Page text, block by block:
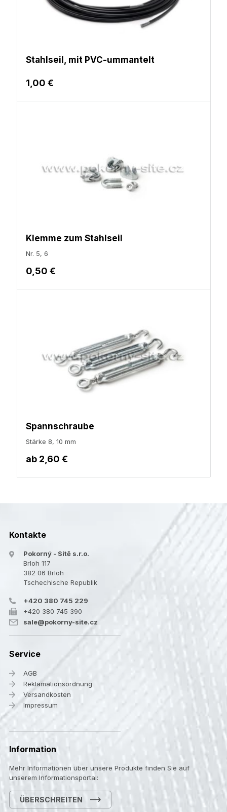
Stahlseil, mit PVC-ummantelt
1,00 €
Klemme zum Stahlseil
Nr. 5, 6
0,50 €
Spannschraube
Stärke 8, 10 mm
ab 2,60 €
Kontakte
Pokorný - Sítě s.r.o.
Brloh 117
382 06 Brloh
Tschechische Republik
+420 380 745 229
+420 380 745 390
sale@pokorny-site.cz
Service
AGB
Reklamationsordnung
Versandkosten
Impressum
Information
Mehr Informationen über unsere Produkte finden Sie auf
unserem Informationsportal:
ÜBERSCHREITEN